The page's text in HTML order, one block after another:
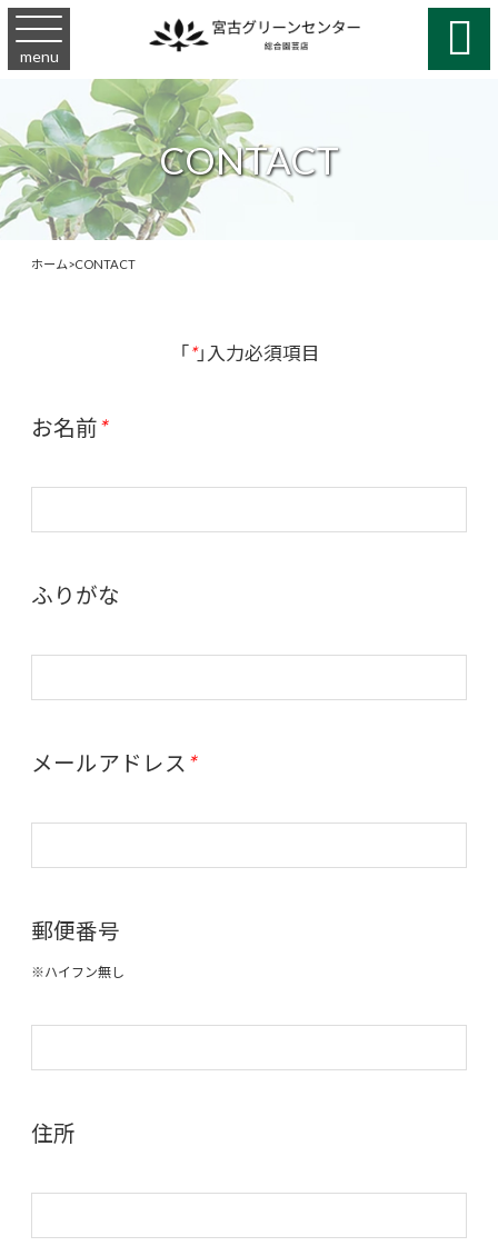
menu 
CONTACT
ホーム>CONTACT
「*」入力必須項目
お名前*
ふりがな
メールアドレス *
郵便番号
※ハイフン無し
住所